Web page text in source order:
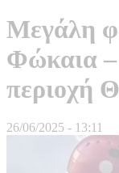
Μεγάλη
Φώκαια –
περιοχή
26/06/2025 - 13:11